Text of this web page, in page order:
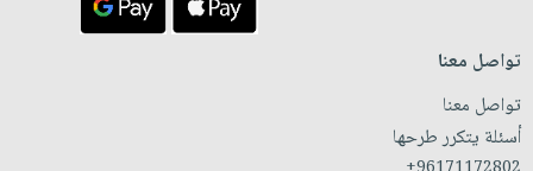
تواصل معنا
تواصل معنا
أسئلة يتكرر طرحها